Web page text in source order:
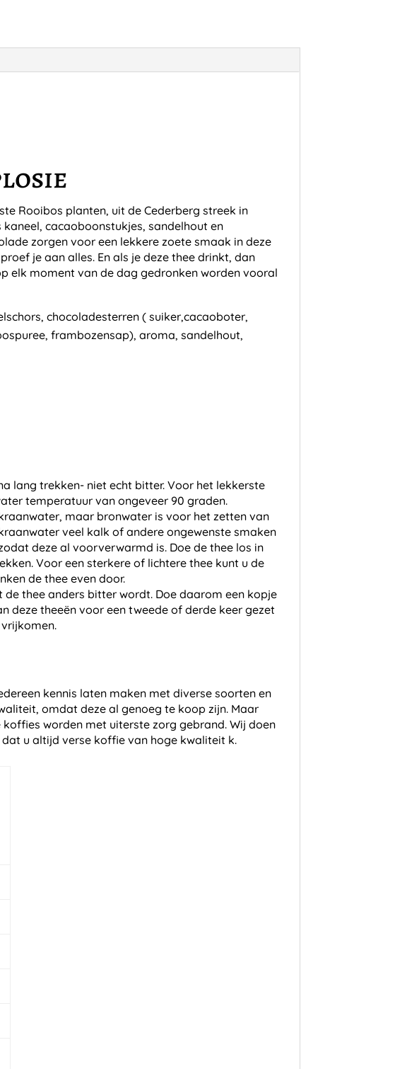
Rooibos planten, uit de Cederberg streek in
cacaoboonstukjes, sandelhout en
zorgen voor een lekkere zoete smaak in deze
je aan alles. En als je deze thee drinkt, dan
elk moment van de dag gedronken worden vooral
chocoladesterren ( suiker,cacaoboter,
frambozensap), aroma, sandelhout,
lang trekken- niet echt bitter. Voor het lekkerste
temperatuur van ongeveer 90 graden.
maar bronwater is voor het zetten van
veel kalk of andere ongewenste smaken
deze al voorverwarmd is. Doe de thee los in
Voor een sterkere of lichtere thee kunt u de
de thee even door.
thee anders bitter wordt. Doe daarom een kopje
deze theeën voor een tweede of derde keer gezet
kennis laten maken met diverse soorten en
omdat deze al genoeg te koop zijn. Maar
worden met uiterste zorg gebrand. Wij doen
u altijd verse koffie van hoge kwaliteit k.